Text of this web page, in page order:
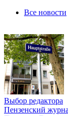
Все новости
Выбор редактора
Пензенский